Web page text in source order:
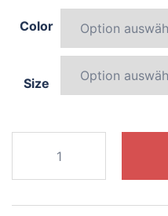
Color
Size
colorful-
lemur
Menge